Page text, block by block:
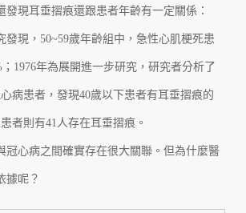
發現耳垂摺痕還跟患者年齡有一定關係：
發現，50~59歲年齡組中，急性心肌梗死患
1976年為展開進一步研究，研究者分析了
病患者，發現40歲以下患者有耳垂摺痕的
者則有41人存在耳垂摺痕。
冠心病之間確實存在很大關聯。但為什麼醫
據呢？